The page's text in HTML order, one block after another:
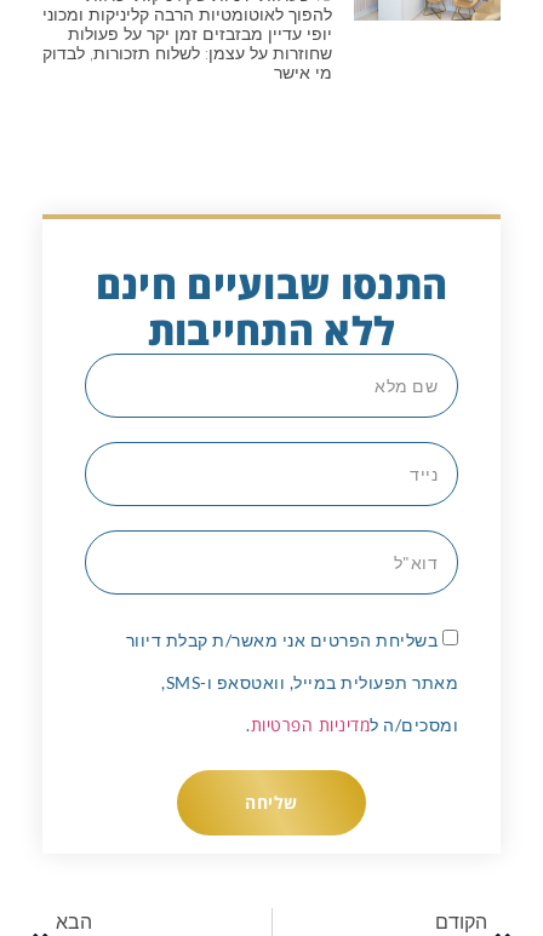
להפוך לאוטומטיות הרבה קליניקות ומכוני
יופי עדיין מבזבזים זמן יקר על פעולות
שחוזרות על עצמן: לשלוח תזכורות, לבדוק
מי אישר
התנסו שבועיים חינם
ללא התחייבות
בשליחת הפרטים אני מאשר/ת קבלת דיוור
מאתר תפעולית במייל, וואטסאפ ו-SMS,
ומסכים/ה למדיניות הפרטיות.
שליחה
הקודם הבא